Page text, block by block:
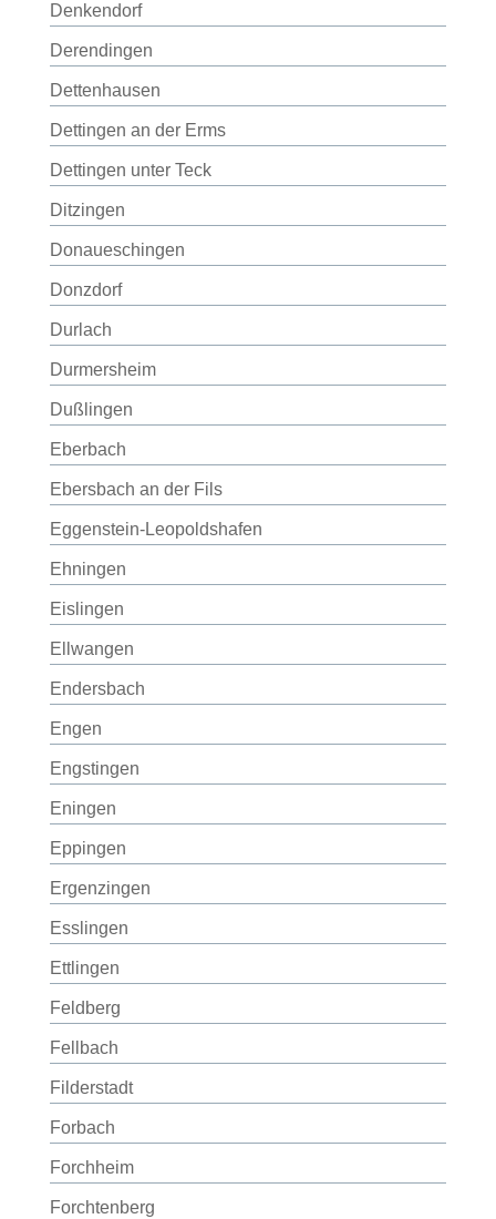
Denkendorf
Derendingen
Dettenhausen
Dettingen an der Erms
Dettingen unter Teck
Ditzingen
Donaueschingen
Donzdorf
Durlach
Durmersheim
Dußlingen
Eberbach
Ebersbach an der Fils
Eggenstein-Leopoldshafen
Ehningen
Eislingen
Ellwangen
Endersbach
Engen
Engstingen
Eningen
Eppingen
Ergenzingen
Esslingen
Ettlingen
Feldberg
Fellbach
Filderstadt
Forbach
Forchheim
Forchtenberg